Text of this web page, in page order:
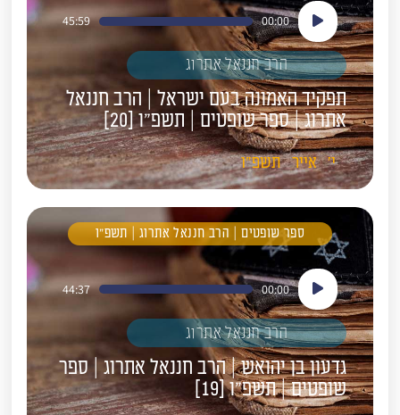
נגן
אודיו
00:00
45:59
הרב חננאל אתרוג
תפקיד האמונה בעם ישראל | הרב חננאל
אתרוג | ספר שופטים | תשפ"ו [20]
י' אייר תשפ"ו
ספר שופטים | הרב חננאל אתרוג | תשפ"ו
נגן
אודיו
00:00
44:37
הרב חננאל אתרוג
גדעון בן יהואש | הרב חננאל אתרוג | ספר
שופטים | תשפ"ו [19]